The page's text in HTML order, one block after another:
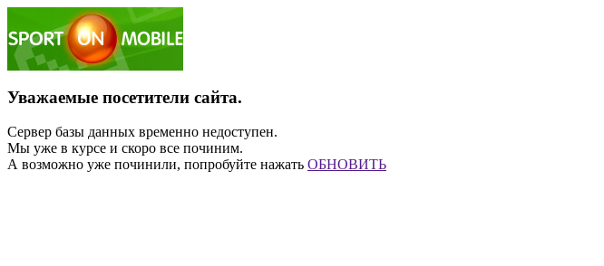
Уважаемые посетители сайта.
Сервер базы данных временно недоступен.
Мы уже в курсе и скоро все починим.
А возможно уже починили, попробуйте нажать ОБНОВИТЬ